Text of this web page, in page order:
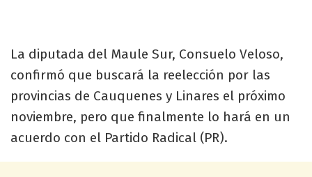
La diputada del Maule Sur, Consuelo Veloso,
confirmó que buscará la reelección por las
provincias de Cauquenes y Linares el próximo
noviembre, pero que finalmente lo hará en un
acuerdo con el Partido Radical (PR).